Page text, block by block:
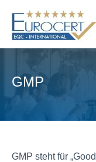
content
ÜBER UNS
ISO-
GMP
GMP steht für